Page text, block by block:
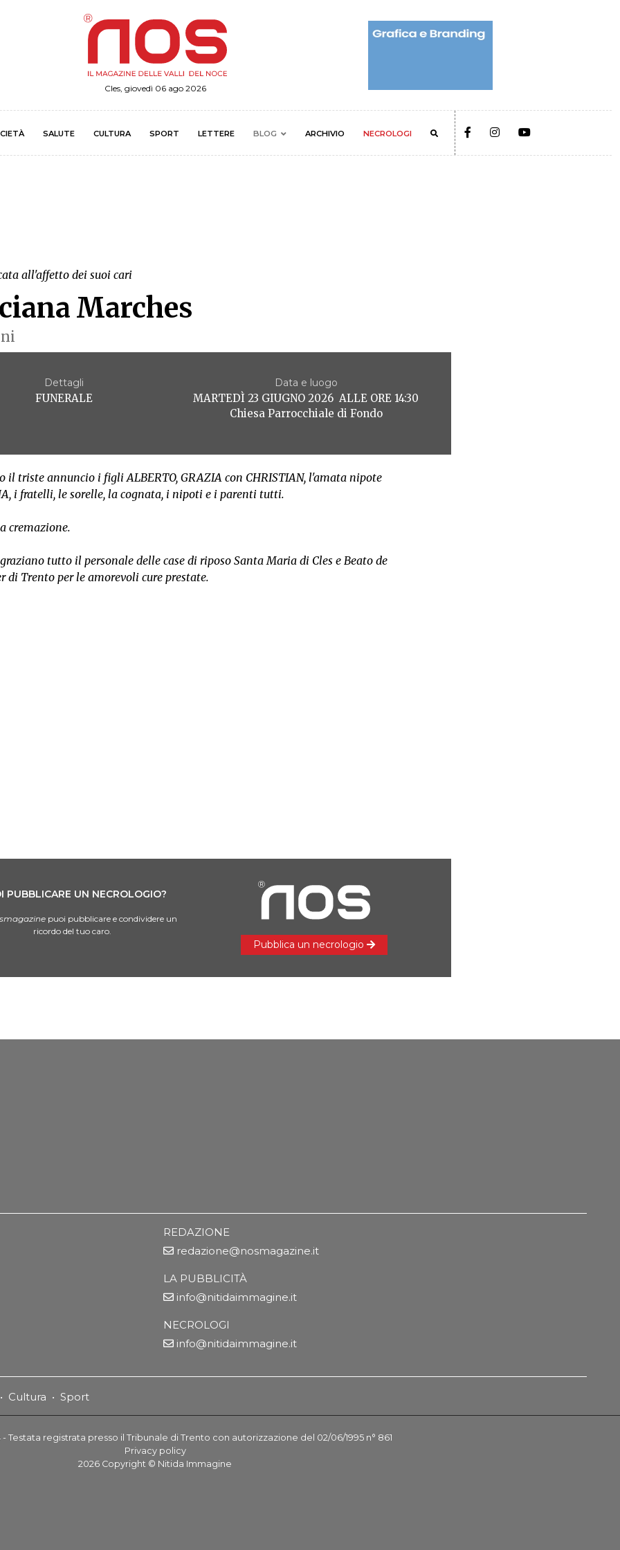
Cles, giovedì 06 ago 2026
SALUTE CULTURA SPORT LETTERE BLOG ARCHIVIO NECROLOGI
all'affetto dei suoi cari
Marches
Dettagli
FUNERALE
Data e luogo
MARTEDÌ 23 GIUGNO 2026 ALLE ORE 14:30
Chiesa Parrocchiale di Fondo
il triste annuncio i figli ALBERTO, GRAZIA con CHRISTIAN, l'amata nipote
i fratelli, le sorelle, la cognata, i nipoti e i parenti tutti.
cremazione.
tutto il personale delle case di riposo Santa Maria di Cles e Beato de
di Trento per le amorevoli cure prestate.
PUBBLICARE UN NECROLOGIO?
puoi pubblicare e condividere un
ricordo del tuo caro.
Pubblica un necrologio
REDAZIONE
redazione@nosmagazine.it
LA PUBBLICITÀ
info@nitidaimmagine.it
NECROLOGI
info@nitidaimmagine.it
• Cultura • Sport
- Testata registrata presso il Tribunale di Trento con autorizzazione del 02/06/1995 n° 861
Privacy policy
2026 Copyright © Nitida Immagine